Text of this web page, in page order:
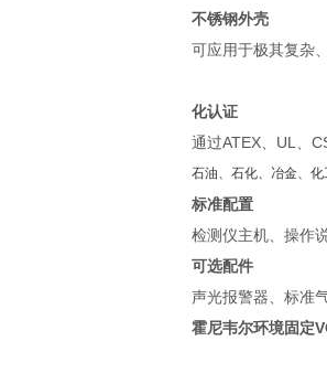
不锈钢外壳
可应用于极其复杂
化认证
通过ATEX、UL、
石油、石化、冶金、
标准配置
检测仪主机、操作
可选配件
声光报警器、标准
霍尼韦尔环境固定